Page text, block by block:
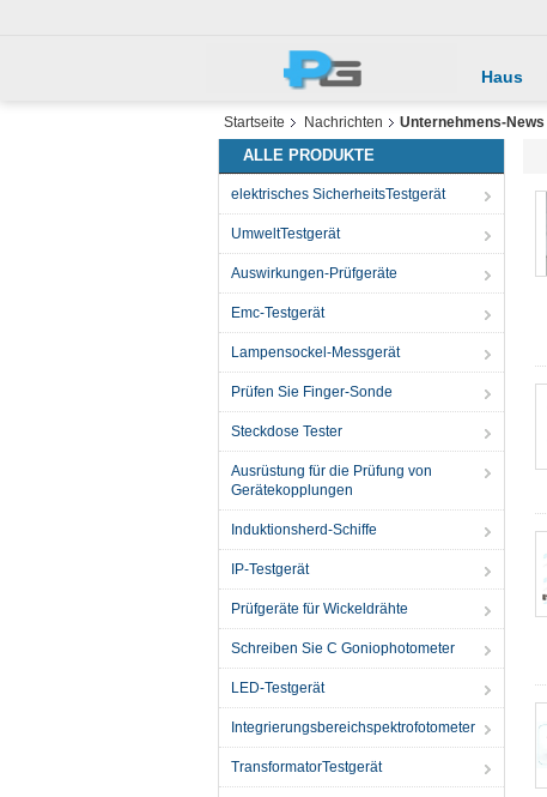
Haus
Startseite Nachrichten Unternehmens-News
ALLE PRODUKTE
elektrisches SicherheitsTestgerät
UmweltTestgerät
Auswirkungen-Prüfgeräte
Emc-Testgerät
Lampensockel-Messgerät
Prüfen Sie Finger-Sonde
Steckdose Tester
Ausrüstung für die Prüfung von
Gerätekopplungen
Induktionsherd-Schiffe
IP-Testgerät
Prüfgeräte für Wickeldrähte
Schreiben Sie C Goniophotometer
LED-Testgerät
Integrierungsbereichspektrofotometer
TransformatorTestgerät